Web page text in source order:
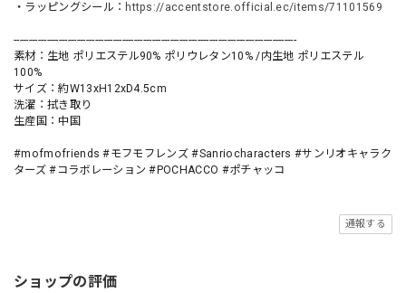
・ラッピングシール： https://accentstore.official.ec/items/71101569
----------------------------------------------------------------------------------------------
素材：生地 ポリエステル90% ポリウレタン10% /内生地 ポリエステル
100%
サイズ：約W13xH12xD4.5cm
洗濯：拭き取り
生産国：中国
#mofmofriends #モフモフレンズ #Sanriocharacters #サンリオキャラク
ターズ #コラボレーション #POCHACCO #ポチャッコ
通報する
ショップの評価